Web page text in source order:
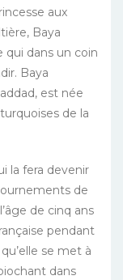
aux
Baya
dans un coin
Baya
est née
de la
la fera devenir
de
de cinq ans
pendant
se met à
dans